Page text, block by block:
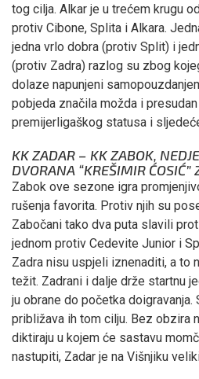
tog cilja. Alkar je u trećem krugu
protiv Cibone, Splita i Alkara.
jedna vrlo dobra (protiv Split) i
(protiv Zadra) razlog su zbog
dolaze napunjeni
pobjeda značila možda i
premijerligaškog statusa i
KK ZADAR – KK ZABOK,
DVORANA “KREŠIMIR
Zabok ove sezone igra
rušenja favorita. Protiv njih su
Zabočani tako dva puta slavili
jednom protiv Cedevite Junior i
Zadra nisu uspjeli iznenaditi, a to
težit. Zadrani i dalje drže startnu
ju obrane do početka doigravanja.
približava ih tom cilju. Bez obzira
diktiraju u kojem će sastavu
nastupiti, Zadar je na Višnjiku